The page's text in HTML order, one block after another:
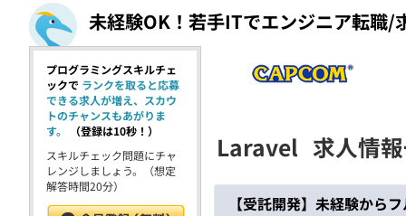
プラン
契約
未経験OK！若手ITでエンジニア転職/
Laravel 求人情
【受託開発】未経験から
プログラミングスキルチェ
ックで ランクを取ると応募
できる求人が増え、スカウ
トのチャンスもあがりま
す。
（登録は10秒！）
スキルチェック問題にチャ
レンジしましょう。（想定
解答時間20分）